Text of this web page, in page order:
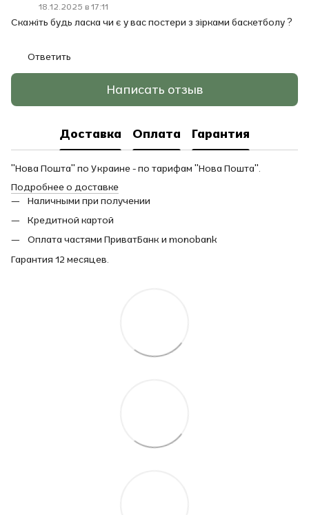
18.12.2025 в 17:11
Скажіть будь ласка чи є у вас постери з зірками баскетболу ?
Ответить
Написать отзыв
Доставка Оплата Гарантия
"Нова Пошта" по Украине - по тарифам "Нова Пошта".
Подробнее о доставке
Наличными при получении
Кредитной картой
Оплата частями ПриватБанк и monobank
Гарантия 12 месяцев.